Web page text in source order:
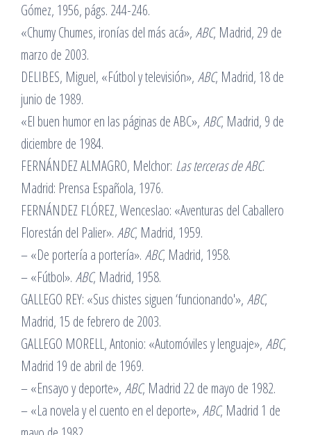
Gómez, 1956, págs. 244-246.
«Chumy Chumes, ironías del más acá», ABC, Madrid, 29 de
marzo de 2003.
DELIBES, Miguel, «Fútbol y televisión», ABC, Madrid, 18 de
junio de 1989.
«El buen humor en las páginas de ABC», ABC, Madrid, 9 de
diciembre de 1984.
FERNÁNDEZ ALMAGRO, Melchor: Las terceras de ABC.
Madrid: Prensa Española, 1976.
FERNÁNDEZ FLÓREZ, Wenceslao: «Aventuras del Caballero
Florestán del Palier». ABC, Madrid, 1959.
– «De portería a portería». ABC, Madrid, 1958.
– «Fútbol». ABC, Madrid, 1958.
GALLEGO REY: «Sus chistes siguen ‘funcionando'», ABC,
Madrid, 15 de febrero de 2003.
GALLEGO MORELL, Antonio: «Automóviles y lenguaje», ABC,
Madrid 19 de abril de 1969.
– «Ensayo y deporte», ABC, Madrid 22 de mayo de 1982.
– «La novela y el cuento en el deporte», ABC, Madrid 1 de